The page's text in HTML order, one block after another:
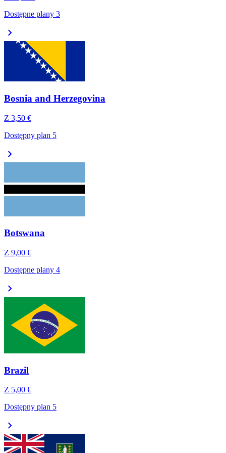
Dostępne plany 3
chevron_right
Bosnia and Herzegovina
Z 3,50 €
Dostępny plan 5
chevron_right
Botswana
Z 9,00 €
Dostępne plany 4
chevron_right
Brazil
Z 5,00 €
Dostępny plan 5
chevron_right